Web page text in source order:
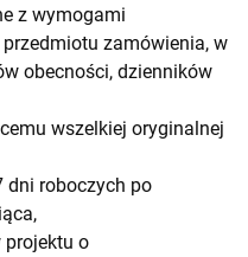
z wymogami
zamówienia, w
obecności, dzienników
wszelkiej oryginalnej
dni roboczych po
o